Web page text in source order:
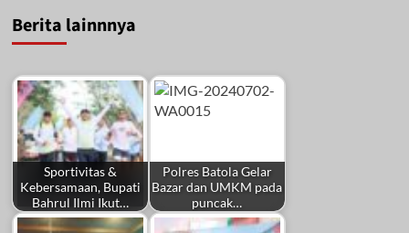
Berita lainnnya
Sportivitas &
Kebersamaan, Bupati
Bahrul Ilmi Ikut…
Polres Batola Gelar
Bazar dan UMKM pada
puncak…